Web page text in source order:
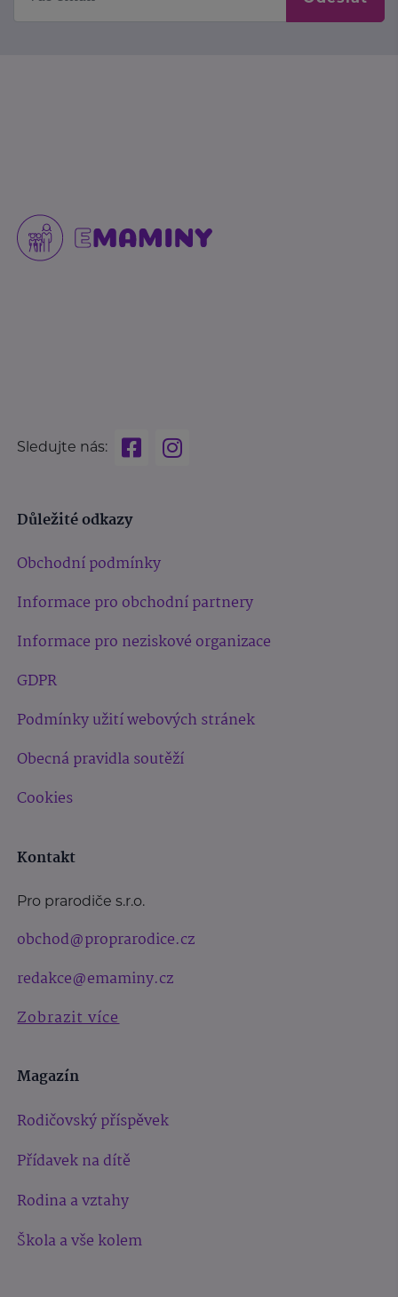
Sledujte nás:
Důležité odkazy
Obchodní podmínky
Informace pro obchodní partnery
Informace pro neziskové organizace
GDPR
Podmínky užití webových stránek
Obecná pravidla soutěží
Cookies
Kontakt
Pro prarodiče s.r.o.
obchod@proprarodice.cz
redakce@emaminy.cz
Zobrazit více
Magazín
Rodičovský příspěvek
Přídavek na dítě
Rodina a vztahy
Škola a vše kolem